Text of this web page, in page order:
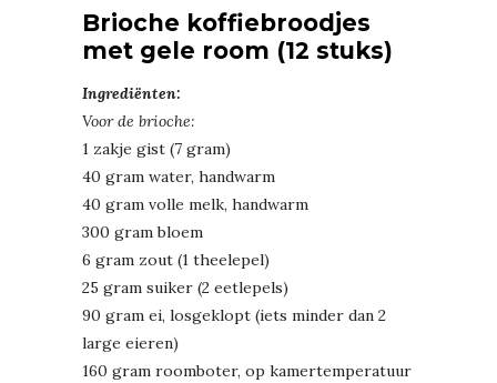
Brioche koffiebroodjes
met gele room (12 stuks)
Ingrediënten:
Voor de brioche:
1 zakje gist (7 gram)
40 gram water, handwarm
40 gram volle melk, handwarm
300 gram bloem
6 gram zout (1 theelepel)
25 gram suiker (2 eetlepels)
90 gram ei, losgeklopt (iets minder dan 2
large eieren)
160 gram roomboter, op kamertemperatuur